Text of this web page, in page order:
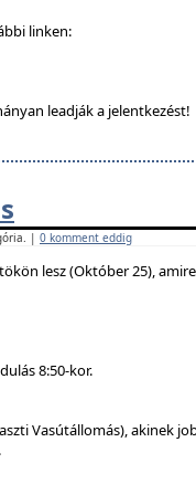
linken:
leadják a jelentkezést!
| 0 komment eddig
lesz (Október 25),
8:50-kor.
Vasútállomás), akinek